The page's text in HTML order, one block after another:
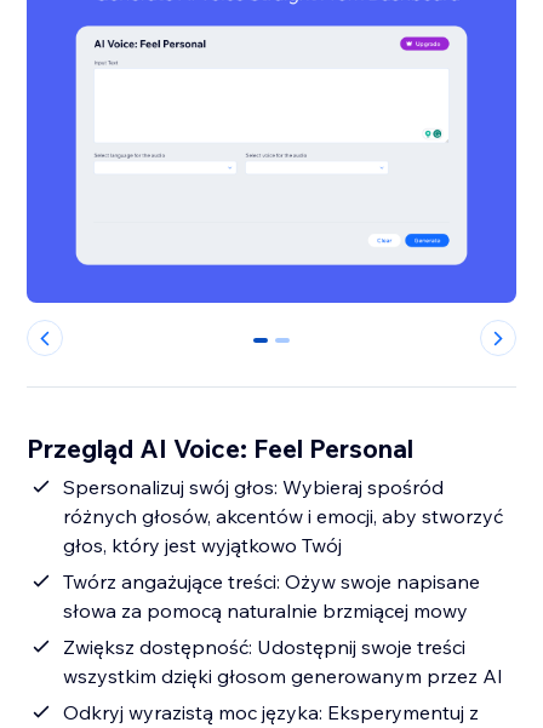
0 1
Przegląd AI Voice: Feel Personal
Spersonalizuj swój głos: Wybieraj spośród
różnych głosów, akcentów i emocji, aby stworzyć
głos, który jest wyjątkowo Twój
Twórz angażujące treści: Ożyw swoje napisane
słowa za pomocą naturalnie brzmiącej mowy
Zwiększ dostępność: Udostępnij swoje treści
wszystkim dzięki głosom generowanym przez AI
Odkryj wyrazistą moc języka: Eksperymentuj z